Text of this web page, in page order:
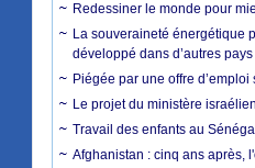
Redessiner le monde pour
La souveraineté énergétique
développé dans d’autres
Piégée par une offre
Le projet du ministère
Travail des enfants au
Afghanistan : cinq ans après,